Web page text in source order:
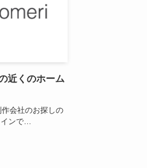
近くのホーム
作会社のお探しの
ンで…